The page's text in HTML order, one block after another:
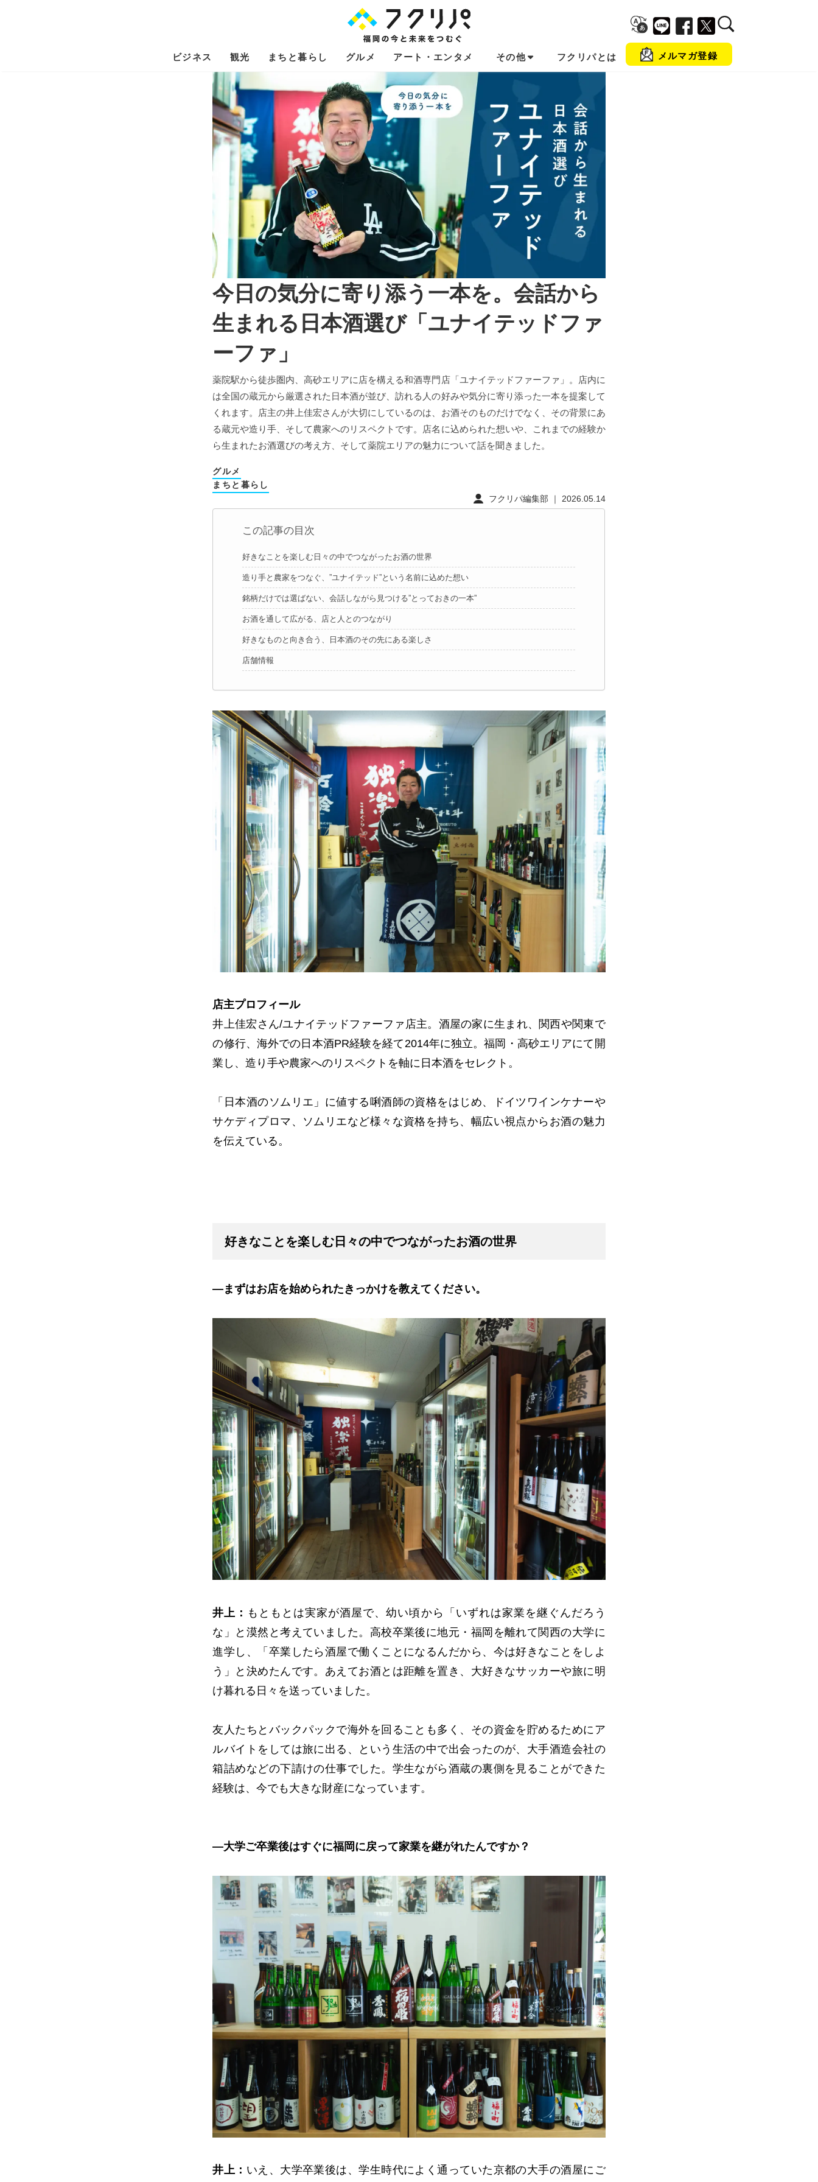
ビジネス 観光 まちと暮らし グルメ アート・エンタメ その他 フクリパとは メルマガ登録
今日の気分に寄り添う一本を。会話から
生まれる日本酒選び「ユナイテッドファ
ーファ」
薬院駅から徒歩圏内、高砂エリアに店を構える和酒専門店「ユナイテッドファーファ」。店内に
は全国の蔵元から厳選された日本酒が並び、訪れる人の好みや気分に寄り添った一本を提案して
くれます。店主の井上佳宏さんが大切にしているのは、お酒そのものだけでなく、その背景にあ
る蔵元や造り手、そして農家へのリスペクトです。店名に込められた想いや、これまでの経験か
ら生まれたお酒選びの考え方、そして薬院エリアの魅力について話を聞きました。
グルメ
まちと暮らし
フクリパ編集部 ｜ 2026.05.14
この記事の目次
好きなことを楽しむ日々の中でつながったお酒の世界
造り手と農家をつなぐ、”ユナイテッド”という名前に込めた想い
銘柄だけでは選ばない、会話しながら見つける”とっておきの一本”
お酒を通して広がる、店と人とのつながり
好きなものと向き合う、日本酒のその先にある楽しさ
店舗情報
店主プロフィール
井上佳宏さん/ユナイテッドファーファ店主。酒屋の家に生まれ、関西や関東で
の修行、海外での日本酒PR経験を経て2014年に独立。福岡・高砂エリアにて開
業し、造り手や農家へのリスペクトを軸に日本酒をセレクト。
「日本酒のソムリエ」に値する唎酒師の資格をはじめ、ドイツワインケナーや
サケディプロマ、ソムリエなど様々な資格を持ち、幅広い視点からお酒の魅力
を伝えている。
好きなことを楽しむ日々の中でつながったお酒の世界
―まずはお店を始められたきっかけを教えてください。
井上： もともとは実家が酒屋で、幼い頃から「いずれは家業を継ぐんだろう
な」と漠然と考えていました。高校卒業後に地元・福岡を離れて関西の大学に
進学し、「卒業したら酒屋で働くことになるんだから、今は好きなことをしよ
う」と決めたんです。あえてお酒とは距離を置き、大好きなサッカーや旅に明
け暮れる日々を送っていました。
友人たちとバックパックで海外を回ることも多く、その資金を貯めるためにア
ルバイトをしては旅に出る、という生活の中で出会ったのが、大手酒造会社の
箱詰めなどの下請けの仕事でした。学生ながら酒蔵の裏側を見ることができた
経験は、今でも大きな財産になっています。
―大学ご卒業後はすぐに福岡に戻って家業を継がれたんですか？
井上： いえ、大学卒業後は、学生時代によく通っていた京都の大手の酒屋にご